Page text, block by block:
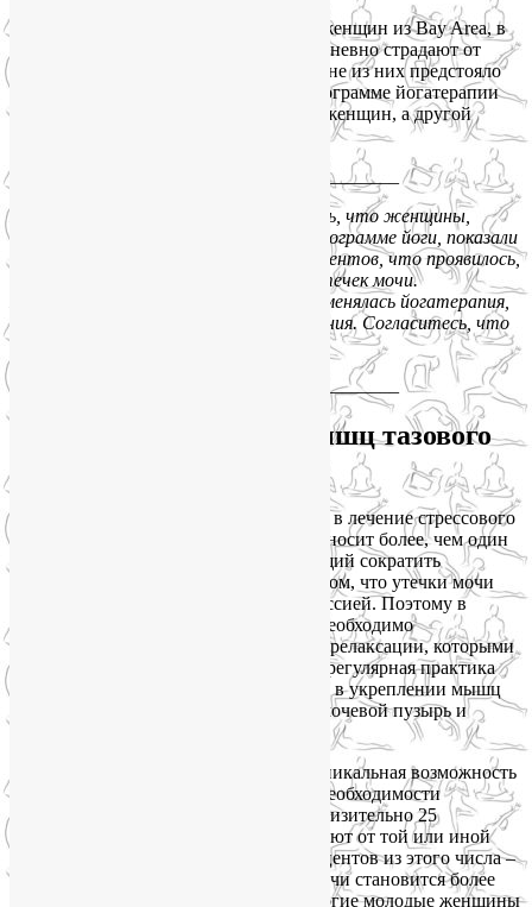
Доктор Хуан и ее коллеги набрали 20 женщин из Bay Area, в
возрасте 40 лет и старше, которые ежедневно страдают от
стрессового недержания мочи. Половине из них предстояло
принять участие в шестинедельной программе йогатерапии
как части лечения недержания мочи у женщин, а другой
____________________________
По окончании эксперимента выяснилось, что женщины,
которые занимались по специальной программе йоги, показали
общее улучшение состояния на 70 процентов, что проявилось,
прежде всего, в снижении частоты утечек мочи.
Контрольная группа, к которой не применялась йогатерапия,
показала только 13 процентов улучшения. Согласитесь, что
____________________________
Йога для укрепления мышц тазового
Доктор Хуан и ее коллеги считают, что в лечение стрессового
недержания мочи у женщин йога привносит более, чем один
дополнительный механизм, позволяющий сократить
непроизвольные утечки мочи. Дело в том, что утечки мочи
часто связаны с тревожностью и депрессией. Поэтому в
лечении недержания мочи у женщин необходимо
задействовать и медитации, и техники релаксации, которыми
славится система йоги. А главное, что регулярная практика
йоги может заметно помочь женщинам в укреплении мышц
тазового дна, которые поддерживают мочевой пузырь и
Доктор Хуан говорит, что йога – это уникальная возможность
для женщин, которые осведомлены о необходимости
укрепления мышц тазового дна. Приблизительно 25
миллионов взрослых в Америке страдают от той или иной
форме от недержания мочи. До 80 процентов из этого числа –
женщины. Непроизвольные утечки мочи становится более
распространенным с возрастом, но многие молодые женщины